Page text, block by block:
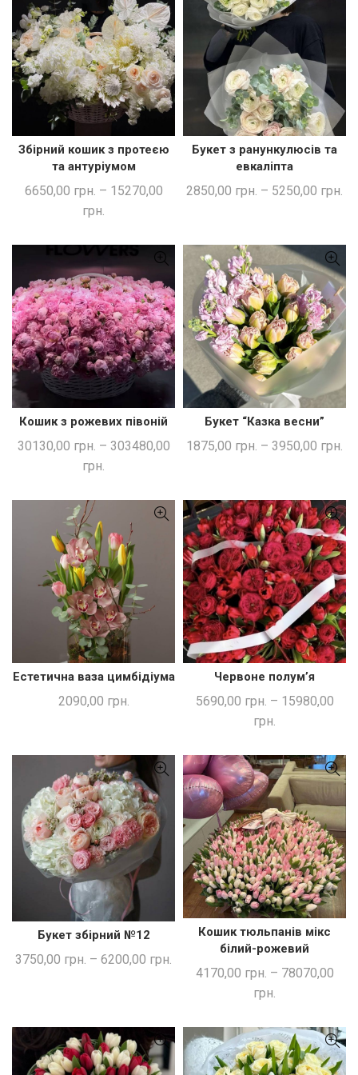
ШВИДКА ПОКУПКА
Збірний кошик з протеєю
та антуріумом
6650,00 грн. – 15270,00
грн.
ШВИДКА ПОКУПКА
Букет з ранункулюсів та
евкаліпта
2850,00 грн. – 5250,00 грн.
ШВИДКА ПОКУПКА
Кошик з рожевих півоній
30130,00 грн. – 303480,00
грн.
ШВИДКА ПОКУПКА
Букет “Казка весни”
1875,00 грн. – 3950,00 грн.
ДОДАТИ В КОШИК
Естетична ваза цимбідіума
2090,00 грн.
ШВИДКА ПОКУПКА
Червоне полум’я
5690,00 грн. – 15980,00
грн.
ШВИДКА ПОКУПКА
Букет збірний №12
3750,00 грн. – 6200,00 грн.
ШВИДКА ПОКУПКА
Кошик тюльпанів мікс
білий-рожевий
4170,00 грн. – 78070,00
грн.